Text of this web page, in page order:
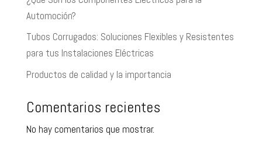
Automoción?
Tubos Corrugados: Soluciones Flexibles y Resistentes
para tus Instalaciones Eléctricas
Productos de calidad y la importancia
Comentarios recientes
No hay comentarios que mostrar.